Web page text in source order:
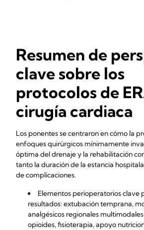
Resumen de
clave sobre los
protocolos de
cirugía cardiaca
Los ponentes se centraron en cómo la
enfoques quirúrgicos mínimamente
óptima del drenaje y la rehabilitación
tanto la duración de la estancia
de complicaciones.
Elementos perioperatorios clave
resultados: extubación temprana,
analgésicos regionales
opioides, fisioterapia, apoyo